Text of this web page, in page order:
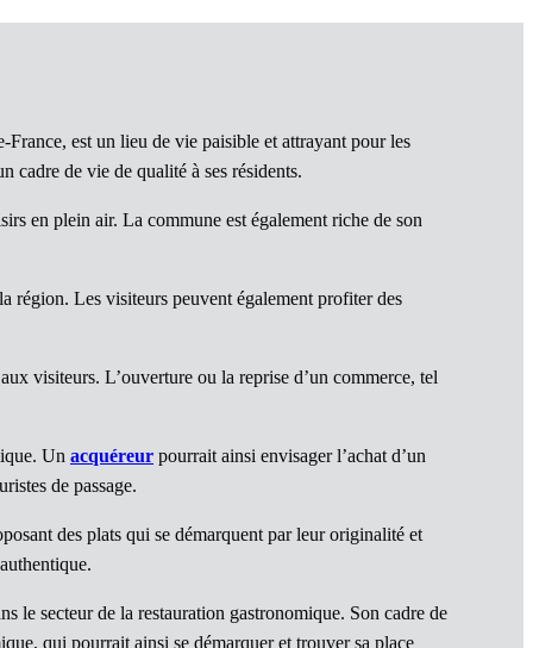
est un lieu de vie paisible et attrayant pour les
cadre de vie de qualité à ses résidents.
en plein air. La commune est également riche de son
région. Les visiteurs peuvent également profiter des
visiteurs. L’ouverture ou la reprise d’un commerce, tel
Un acquéreur pourrait ainsi envisager l’achat d’un
de passage.
des plats qui se démarquent par leur originalité et
le secteur de la restauration gastronomique. Son cadre de
qui pourrait ainsi se démarquer et trouver sa place